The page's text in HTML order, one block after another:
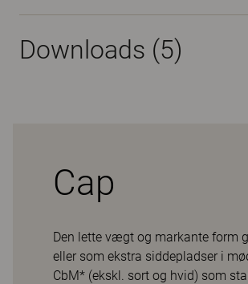
Downloads (5)
Cap
Den lette vægt og markante form
eller som ekstra siddepladser i
CbM* (ekskl. sort og hvid) som